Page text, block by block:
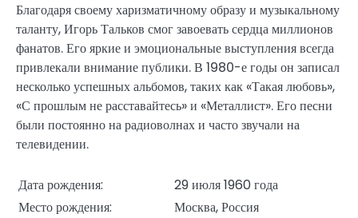
Благодаря своему харизматичному образу и музыкальному
таланту, Игорь Тальков смог завоевать сердца миллионов
фанатов. Его яркие и эмоциональные выступления всегда
привлекали внимание публики. В 1980-е годы он записал
несколько успешных альбомов, таких как «Такая любовь»,
«С прошлым не расставайтесь» и «Металлист». Его песни
были постоянно на радиоволнах и часто звучали на
телевидении.
Дата рождения:
29 июля 1960 года
Место рождения:
Москва, Россия